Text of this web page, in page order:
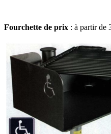
Fourchette de prix : à partir de